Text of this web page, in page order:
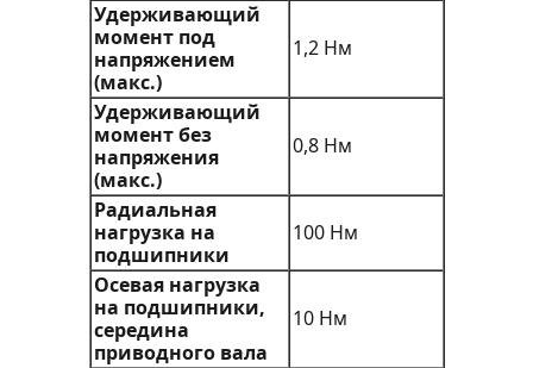
Удерживающий
момент под
напряжением
(макс.)
1,2 Нм
Удерживающий
момент без
напряжения
(макс.)
0,8 Нм
Радиальная
нагрузка на
подшипники
100 Нм
Осевая нагрузка
на подшипники,
середина
приводного вала
10 Нм